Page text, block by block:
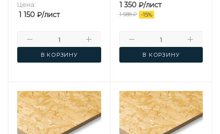
Цена:
1 150 ₽/лист
В КОРЗИНУ
1 350₽/лист
1 588₽ -15%
В КОРЗИНУ